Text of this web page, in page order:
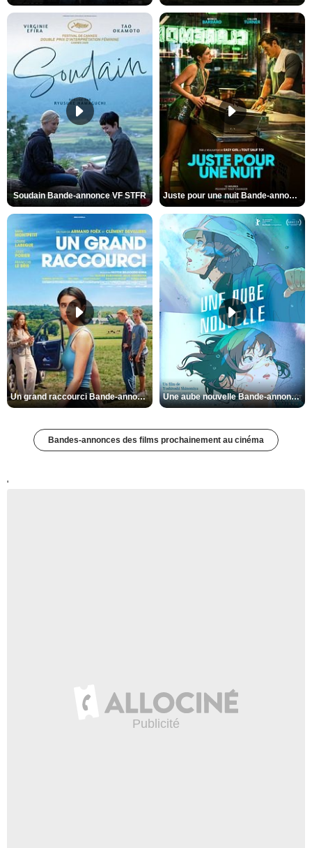
Soudain Bande-annonce VF STFR Juste pour une nuit Bande-annonce VO STFR
Un grand raccourci Bande-annonce VF Une aube nouvelle Bande-annonce VO STFR
Bandes-annonces des films prochainement au cinéma
'